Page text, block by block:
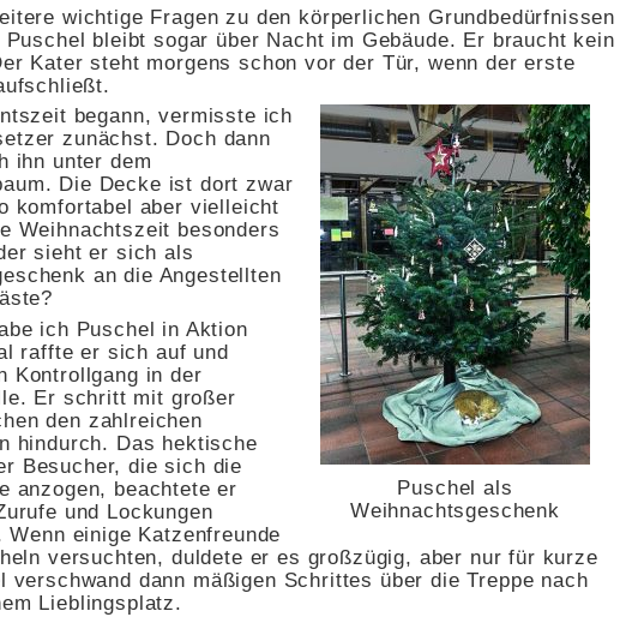
wichtige Fragen zu den körperlichen Grundbedürfnissen
bleibt sogar über Nacht im Gebäude. Er braucht kein
Kater steht morgens schon vor der Tür, wenn der erste
Puschel als
Weihnachtsgeschenk
begann, vermisste ich
zunächst. Doch dann
ihn unter dem
Die Decke ist dort zwar
komfortabel aber vielleicht
Weihnachtszeit besonders
sieht er sich als
an die Angestellten
ich Puschel in Aktion
raffte er sich auf und
Kontrollgang in der
Er schritt mit großer
den zahlreichen
hindurch. Das hektische
Besucher, die sich die
anzogen, beachtete er
und Lockungen
Wenn einige Katzenfreunde
versuchten, duldete er es großzügig, aber nur für kurze
verschwand dann mäßigen Schrittes über die Treppe nach
Lieblingsplatz.